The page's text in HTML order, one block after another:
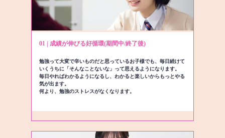
01 | 成績が伸びる好循環(期間中/終了後)
勉強って大変で辛いものだと思っているお子様でも、毎日続けて
いくうちに「そんなことないな」って思えるようになります。
毎日やればわかるようになるし、わかると楽しいからもっとやる
気が出ます。
何より、勉強のストレスがなくなります。